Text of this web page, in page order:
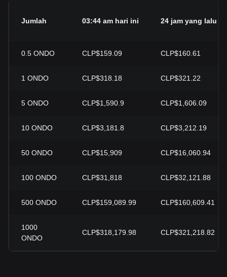
Jumlah 03:44 am hari ini 24 jam yang lalu
0.5 ONDO CLP$159.09 CLP$160.61
1 ONDO CLP$318.18 CLP$321.22
5 ONDO CLP$1,590.9 CLP$1,606.09
10 ONDO CLP$3,181.8 CLP$3,212.19
50 ONDO CLP$15,909 CLP$16,060.94
100 ONDO CLP$31,818 CLP$32,121.88
500 ONDO CLP$159,089.99 CLP$160,609.41
1000
ONDO
CLP$318,179.98 CLP$321,218.82